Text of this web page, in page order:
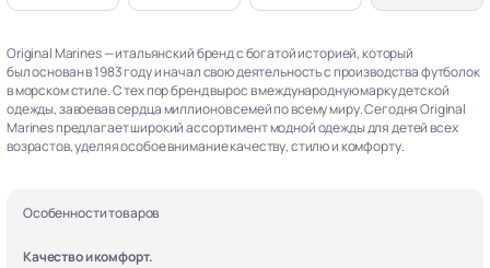
Original Marines — итальянский бренд с богатой историей, который
был основан в 1983 году и начал свою деятельность с производства футболок
в морском стиле. С тех пор бренд вырос в международную марку детской
одежды, завоевав сердца миллионов семей по всему миру. Сегодня Original
Marines предлагает широкий ассортимент модной одежды для детей всех
возрастов, уделяя особое внимание качеству, стилю и комфорту.
Особенности товаров
Качество и комфорт.